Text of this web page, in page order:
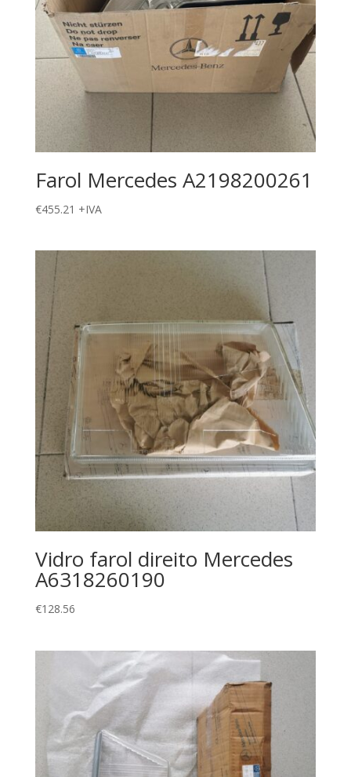
Farol Mercedes A2198200261
€455.21 +IVA
Vidro farol direito Mercedes
A6318260190
€128.56